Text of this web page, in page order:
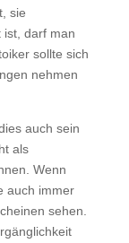
sie
ist, darf man
sollte sich
nehmen
auch sein
als
Wenn
auch immer
sehen.